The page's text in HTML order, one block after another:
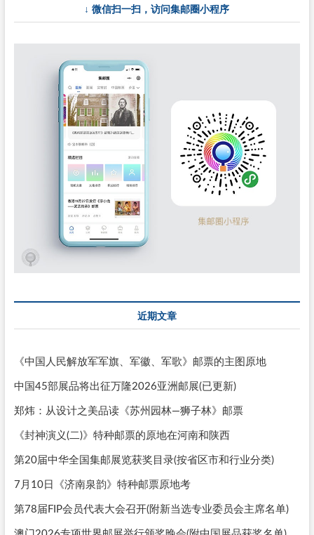
↓ 微信扫一扫，访问集邮圈小程序
近期文章
《中国人民解放军军旗、军徽、军歌》邮票的主图原地
中国45部展品将出征万隆2026亚洲邮展(已更新)
郑炜：从设计之美品读《苏州园林—狮子林》邮票
《封神演义(二)》特种邮票的原地在河南和陕西
第20届中华全国集邮展览获奖目录(按省区市和行业分类)
7月10日《济南泉韵》特种邮票原地考
第78届FIP会员代表大会召开(附新当选专业委员会主席名单)